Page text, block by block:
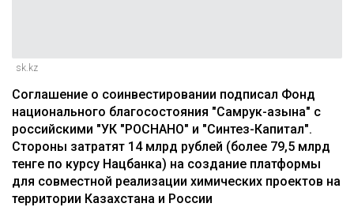
sk.kz
Соглашение о соинвестировании подписал Фонд
национального благосостояния "Самрук-Қазына" с
российскими "УК "РОСНАНО" и "Синтез-Капитал".
Стороны затратят 14 млрд рублей (более 79,5 млрд
тенге по курсу Нацбанка) на создание платформы
для совместной реализации химических проектов на
территории Казахстана и России